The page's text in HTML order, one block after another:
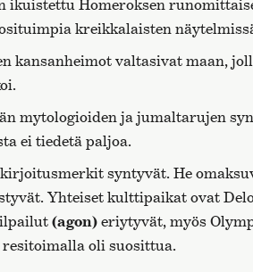
ikuistettu Homeroksen
kreikkalaisten
kansanheimot valtasivat maan,
mytologioiden ja jumaltarujen
ei tiedetä paljoa.
syntyvät. He
Yhteiset kulttipaikat ovat
(agon)eriytyvät, myös
oli suosittua.